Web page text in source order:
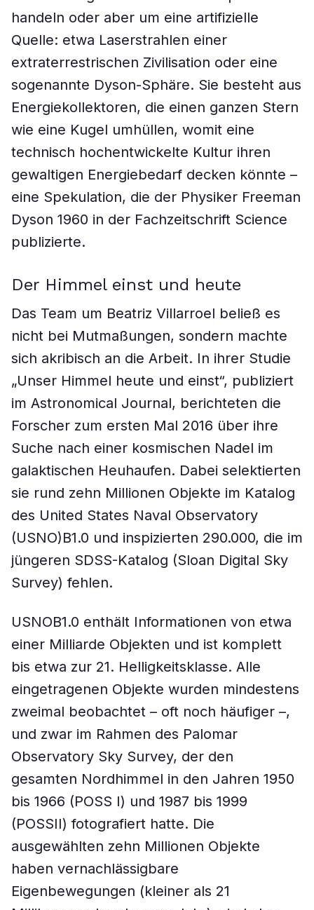
handeln oder aber um eine artifizielle
Quelle: etwa Laserstrahlen einer
extraterrestrischen Zivilisation oder eine
sogenannte Dyson-Sphäre. Sie besteht aus
Energiekollektoren, die einen ganzen Stern
wie eine Kugel umhüllen, womit eine
technisch hochentwickelte Kultur ihren
gewaltigen Energiebedarf decken könnte –
eine Spekulation, die der Physiker Freeman
Dyson 1960 in der Fachzeitschrift Science
publizierte.
Der Himmel einst und heute
Das Team um Beatriz Villarroel beließ es
nicht bei Mutmaßungen, sondern machte
sich akribisch an die Arbeit. In ihrer Studie
„Unser Himmel heute und einst“, publiziert
im Astronomical Journal, berichteten die
Forscher zum ersten Mal 2016 über ihre
Suche nach einer kosmischen Nadel im
galaktischen Heuhaufen. Dabei selektierten
sie rund zehn Millionen Objekte im Katalog
des United States Naval Observatory
(USNO)B1.0 und inspizierten 290.000, die im
jüngeren SDSS-Katalog (Sloan Digital Sky
Survey) fehlen.
USNOB1.0 enthält Informationen von etwa
einer Milliarde Objekten und ist komplett
bis etwa zur 21. Helligkeitsklasse. Alle
eingetragenen Objekte wurden mindestens
zweimal beobachtet – oft noch häufiger –,
und zwar im Rahmen des Palomar
Observatory Sky Survey, der den
gesamten Nordhimmel in den Jahren 1950
bis 1966 (POSS I) und 1987 bis 1999
(POSSII) fotografiert hatte. Die
ausgewählten zehn Millionen Objekte
haben vernachlässigbare
Eigenbewegungen (kleiner als 21